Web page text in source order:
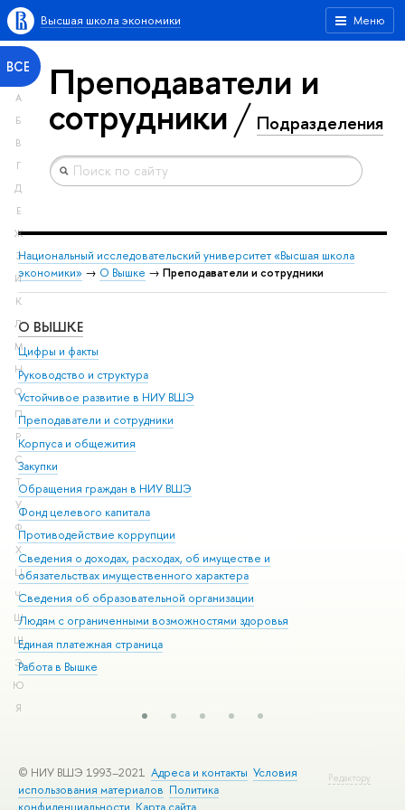
Меню
Высшая школа экономики
ВСЕ
А
Б
В
Г
Д
Е
Ж
З
И
К
Л
М
Н
О
П
Р
С
Т
У
Ф
Х
Ц
Ч
Ш
Щ
Э
Ю
Я
Преподаватели и
сотрудники Подразделения
Национальный исследовательский университет «Высшая школа
экономики» → О Вышке → Преподаватели и сотрудники
О ВЫШКЕ
Цифры и факты
Руководство и структура
Устойчивое развитие в НИУ ВШЭ
Преподаватели и сотрудники
Корпуса и общежития
Закупки
Обращения граждан в НИУ ВШЭ
Фонд целевого капитала
Противодействие коррупции
Сведения о доходах, расходах, об имуществе и
обязательствах имущественного характера
Сведения об образовательной организации
Людям с ограниченными возможностями здоровья
Единая платежная страница
Работа в Вышке
Редактору
© НИУ ВШЭ 1993–2021 Адреса и контакты Условия
использования материалов Политика
конфиденциальности Карта сайта